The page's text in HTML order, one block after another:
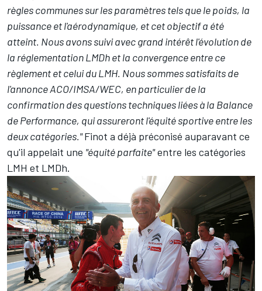
règles communes sur les paramètres tels que le poids, la
puissance et l'aérodynamique, et cet objectif a été
atteint. Nous avons suivi avec grand intérêt l'évolution de
la réglementation LMDh et la convergence entre ce
règlement et celui du LMH. Nous sommes satisfaits de
l'annonce ACO/IMSA/WEC, en particulier de la
confirmation des questions techniques liées à la Balance
de Performance, qui assureront l'équité sportive entre les
deux catégories."Finot a déjà préconisé auparavant ce
qu'il appelait une "équité parfaite"entre les catégories
LMH et LMDh.